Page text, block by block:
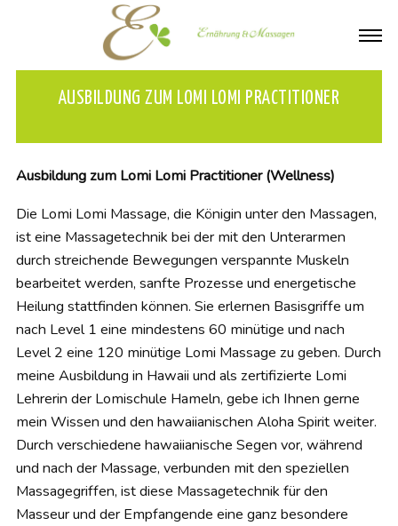
AUSBILDUNG ZUM LOMI LOMI PRACTITIONER
Ausbildung zum Lomi Lomi Practitioner (Wellness)
Die Lomi Lomi Massage, die Königin unter den Massagen,
ist eine Massagetechnik bei der mit den Unterarmen
durch streichende Bewegungen verspannte Muskeln
bearbeitet werden, sanfte Prozesse und energetische
Heilung stattfinden können. Sie erlernen Basisgriffe um
nach Level 1 eine mindestens 60 minütige und nach
Level 2 eine 120 minütige Lomi Massage zu geben. Durch
meine Ausbildung in Hawaii und als zertifizierte Lomi
Lehrerin der Lomischule Hameln, gebe ich Ihnen gerne
mein Wissen und den hawaiianischen Aloha Spirit weiter.
Durch verschiedene hawaiianische Segen vor, während
und nach der Massage, verbunden mit den speziellen
Massagegriffen, ist diese Massagetechnik für den
Masseur und der Empfangende eine ganz besondere